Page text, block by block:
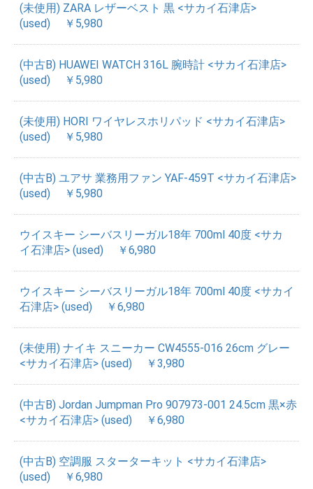
(未使用) ZARA レザーベスト 黒 <サカイ石津店>
(used)
￥5,980
(中古B) HUAWEI WATCH 316L 腕時計 <サカイ石津店>
(used)
￥5,980
(未使用) HORI ワイヤレスホリパッド <サカイ石津店>
(used)
￥5,980
(中古B) ユアサ 業務用ファン YAF-459T <サカイ石津店>
(used)
￥5,980
ウイスキー シーバスリーガル18年 700ml 40度 <サカ
イ石津店> (used)
￥6,980
ウイスキー シーバスリーガル18年 700ml 40度 <サカイ
石津店> (used)
￥6,980
(未使用) ナイキ スニーカー CW4555-016 26cm グレー
<サカイ石津店> (used)
￥3,980
(中古B) Jordan Jumpman Pro 907973-001 24.5cm 黒×赤
<サカイ石津店> (used)
￥6,980
(中古B) 空調服 スターターキット <サカイ石津店>
(used)
￥6,980